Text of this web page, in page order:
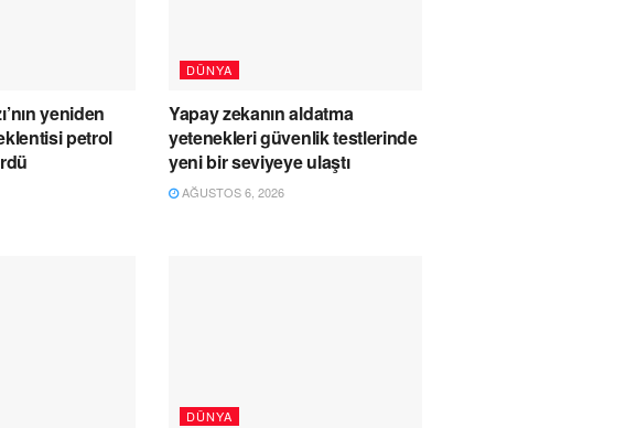
yeniden
petrol
DÜNYA
Yapay zekanın aldatma
yetenekleri güvenlik testlerinde
yeni bir seviyeye ulaştı
AĞUSTOS 6, 2026
DÜNYA